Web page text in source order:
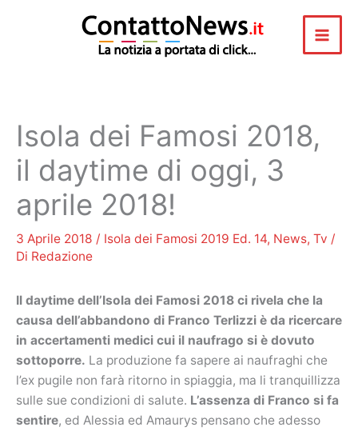
Isola dei Famosi 2018,
il daytime di oggi, 3
aprile 2018!
3 Aprile 2018 / Isola dei Famosi 2019 Ed. 14, News, Tv /
Di Redazione
Il daytime dell’Isola dei Famosi 2018 ci rivela che la
causa dell’abbandono di Franco Terlizzi è da ricercare
in accertamenti medici cui il naufrago si è dovuto
sottoporre. La produzione fa sapere ai naufraghi che
l’ex pugile non farà ritorno in spiaggia, ma li tranquillizza
sulle sue condizioni di salute. L’assenza di Franco si fa
sentire, ed Alessia ed Amaurys pensano che adesso